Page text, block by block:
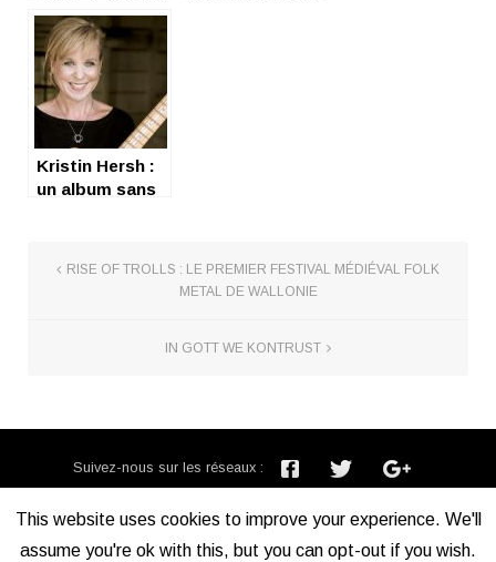
LE BON GRAIN
DE L’IVRESSE
Kristin Hersh :
un album sans
RISE OF TROLLS : LE PREMIER FESTIVAL MÉDIÉVAL FOLK
METAL DE WALLONIE
IN GOTT WE KONTRUST
Suivez-nous sur les réseaux :
This website uses cookies to improve your experience. We'll
assume you're ok with this, but you can opt-out if you wish.